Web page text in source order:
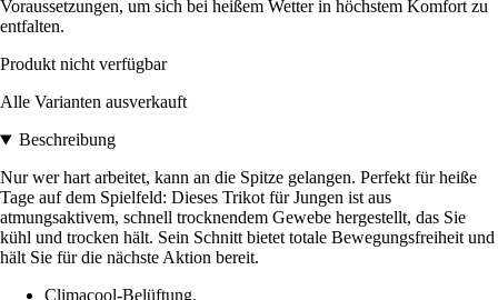
Voraussetzungen, um sich bei heißem Wetter in höchstem Komfort zu
entfalten.
Produkt nicht verfügbar
Alle Varianten ausverkauft
Beschreibung
Nur wer hart arbeitet, kann an die Spitze gelangen. Perfekt für heiße
Tage auf dem Spielfeld: Dieses Trikot für Jungen ist aus
atmungsaktivem, schnell trocknendem Gewebe hergestellt, das Sie
kühl und trocken hält. Sein Schnitt bietet totale Bewegungsfreiheit und
hält Sie für die nächste Aktion bereit.
Climacool-Belüftung.